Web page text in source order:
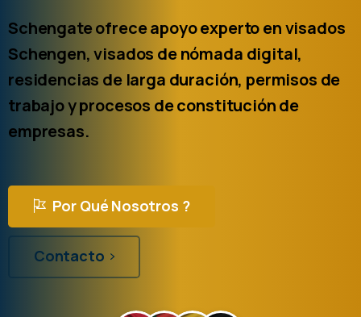
Schengate ofrece apoyo experto en visados
Schengen, visados de nómada digital,
residencias de larga duración, permisos de
trabajo y procesos de constitución de
empresas.
Por Qué Nosotros ?
Contacto